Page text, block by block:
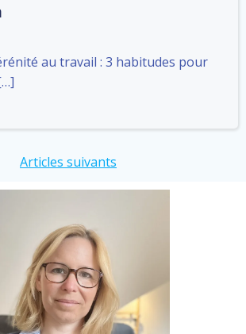
au travail : 3 habitudes pour
Articles suivants